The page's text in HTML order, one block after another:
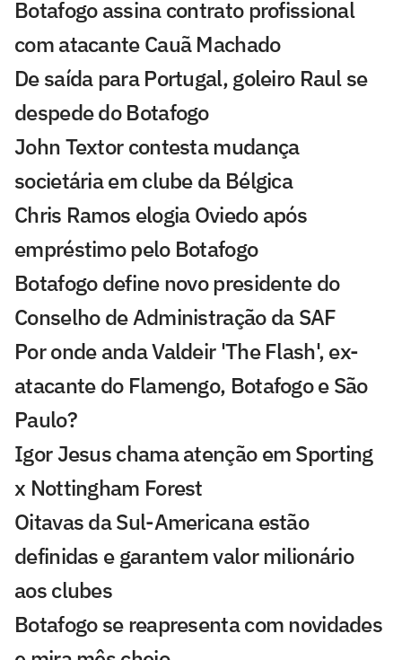
Botafogo assina contrato profissional
com atacante Cauã Machado
De saída para Portugal, goleiro Raul se
despede do Botafogo
John Textor contesta mudança
societária em clube da Bélgica
Chris Ramos elogia Oviedo após
empréstimo pelo Botafogo
Botafogo define novo presidente do
Conselho de Administração da SAF
Por onde anda Valdeir 'The Flash', ex-
atacante do Flamengo, Botafogo e São
Paulo?
Igor Jesus chama atenção em Sporting
x Nottingham Forest
Oitavas da Sul-Americana estão
definidas e garantem valor milionário
aos clubes
Botafogo se reapresenta com novidades